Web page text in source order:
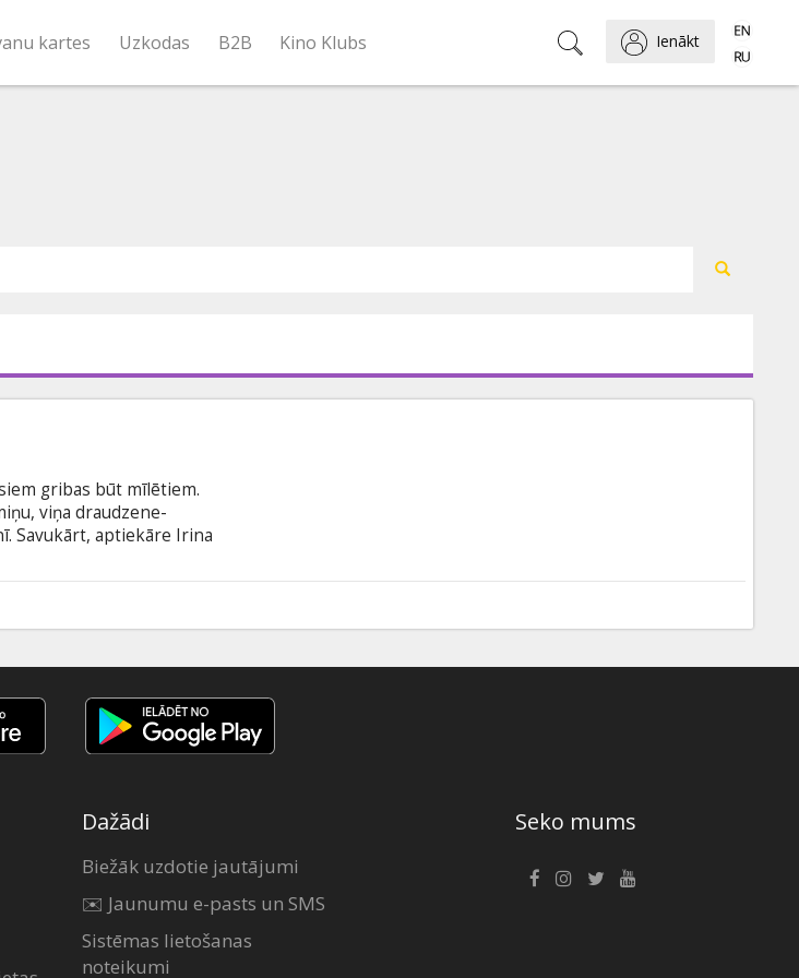
kartes Uzkodas B2B Kino Klubs Ienākt
gribas būt mīlētiem.
viņa draudzene-
Savukārt, aptiekāre Irina
šim nezināmajā pasaulē.
norise ir
valodā.
Dažādi
Biežāk uzdotie jautājumi
✉️ Jaunumu e-pasts un SMS
Sistēmas lietošanas
noteikumi
Seko mums